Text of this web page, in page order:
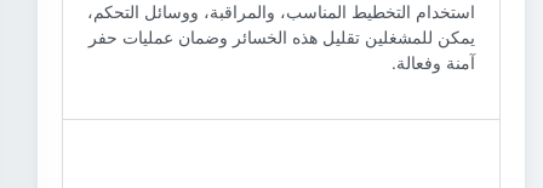
استخدام التخطيط المناسب، والمراقبة، ووسائل التحكم،
يمكن للمشغلين تقليل هذه الخسائر وضمان عمليات حفر
آمنة وفعالة.